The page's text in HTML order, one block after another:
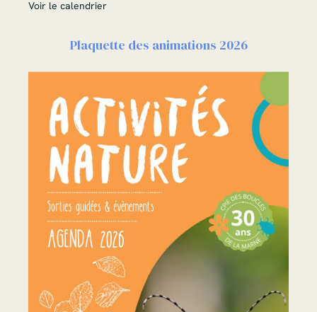
Voir le calendrier
Plaquette des animations 2026